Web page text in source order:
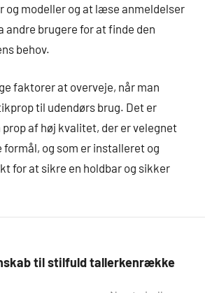
modeller og at læse anmeldelser
andre brugere for at finde den
behov.
faktorer at overveje, når man
til udendørs brug. Det er
af høj kvalitet, der er velegnet
og som er installeret og
for at sikre en holdbar og sikker
til stilfuld tallerkenrække